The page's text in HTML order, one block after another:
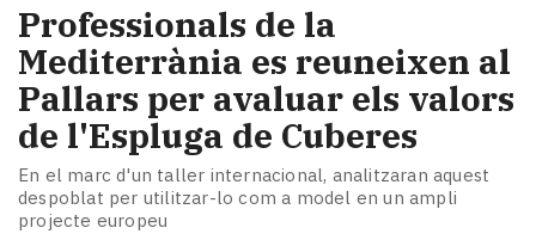
Professionals de la
Mediterrània es reuneixen al
Pallars per avaluar els valors
de l'Espluga de Cuberes
En el marc d'un taller internacional, analitzaran aquest
despoblat per utilitzar-lo com a model en un ampli
projecte europeu